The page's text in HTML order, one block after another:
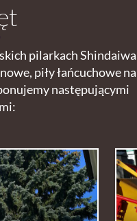
pilarkach Shindaiwa
piły łańcuchowe na
następującymi